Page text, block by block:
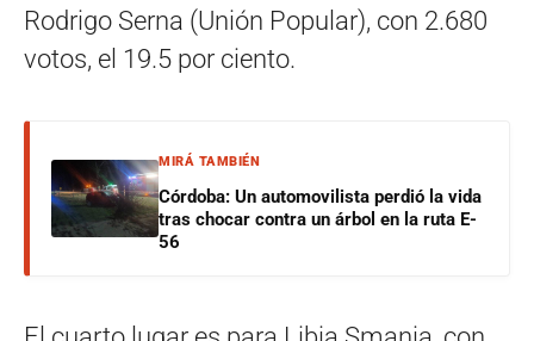
Rodrigo Serna (Unión Popular), con 2.680
votos, el 19.5 por ciento.
MIRÁ TAMBIÉN
Córdoba: Un automovilista perdió la vida
tras chocar contra un árbol en la ruta E-
56